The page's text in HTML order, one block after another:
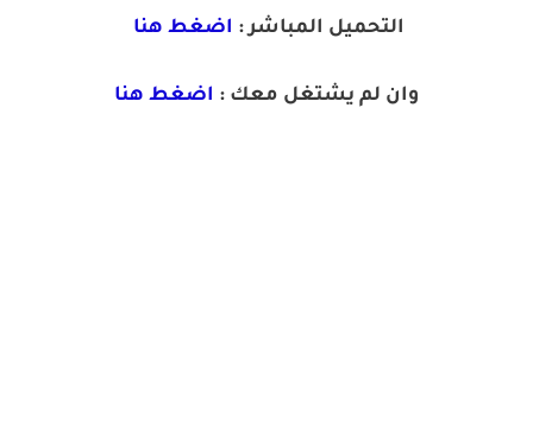
التحميل المباشر : اضغط هنا
وان لم يشتغل معك : اضغط هنا